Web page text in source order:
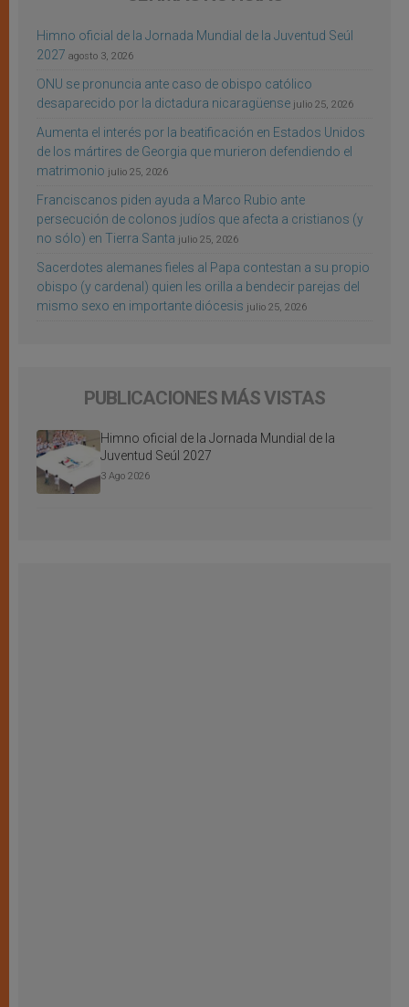
Himno oficial de la Jornada Mundial de la Juventud Seúl
2027 agosto 3, 2026
ONU se pronuncia ante caso de obispo católico
desaparecido por la dictadura nicaragüense julio 25, 2026
Aumenta el interés por la beatificación en Estados Unidos
de los mártires de Georgia que murieron defendiendo el
matrimonio julio 25, 2026
Franciscanos piden ayuda a Marco Rubio ante
persecución de colonos judíos que afecta a cristianos (y
no sólo) en Tierra Santa julio 25, 2026
Sacerdotes alemanes fieles al Papa contestan a su propio
obispo (y cardenal) quien les orilla a bendecir parejas del
mismo sexo en importante diócesis julio 25, 2026
PUBLICACIONES MÁS VISTAS
Himno oficial de la Jornada Mundial de la
Juventud Seúl 2027
3 Ago 2026